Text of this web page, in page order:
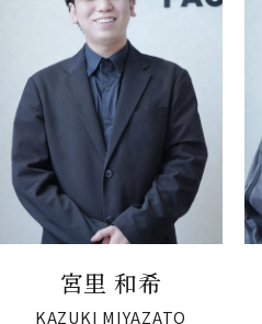
宮里 和希
KAZUKI MIYAZATO